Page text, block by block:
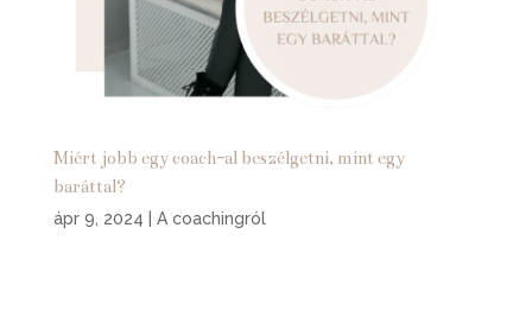
Miért jobb egy coach-al beszélgetni, mint egy
baráttal?
ápr 9, 2024 A coachingról